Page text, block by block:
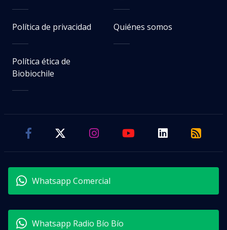
Política de privacidad Quiénes somos
Política ética de
Biobiochile
Whatsapp Comercial
Whatsapp Radio Bío Bío